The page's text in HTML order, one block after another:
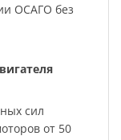
ОСАГО без
сил
от 50